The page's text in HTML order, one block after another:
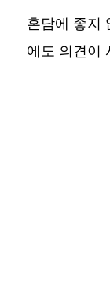
혼담에 좋지
에도 의견이